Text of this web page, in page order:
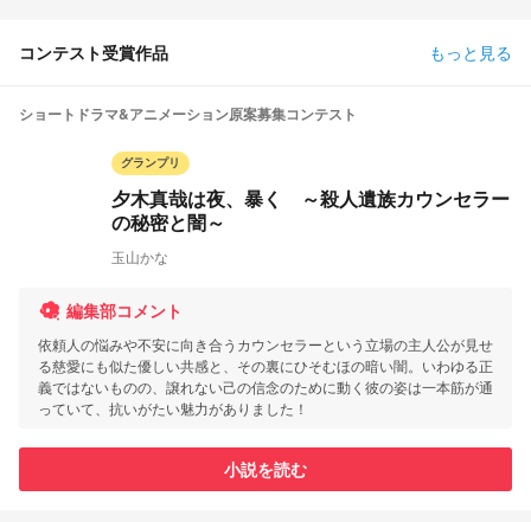
コンテスト受賞作品 もっと見る
ショートドラマ&アニメーション原案募集コンテスト
グランプリ
夕木真哉は夜、暴く ～殺人遺族カウンセラー
の秘密と闇～
玉山かな
編集部コメント
依頼人の悩みや不安に向き合うカウンセラーという立場の主人公が見せ
る慈愛にも似た優しい共感と、その裏にひそむほの暗い闇。いわゆる正
義ではないものの、譲れない己の信念のために動く彼の姿は一本筋が通
っていて、抗いがたい魅力がありました！
小説を読む